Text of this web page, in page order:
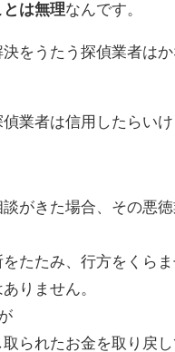
は無理なんです。
をうたう探偵業者は
業者は信用したらいけ
がきた場合、その悪
たたみ、行方をくらま
りません。
られたお金を取り戻し